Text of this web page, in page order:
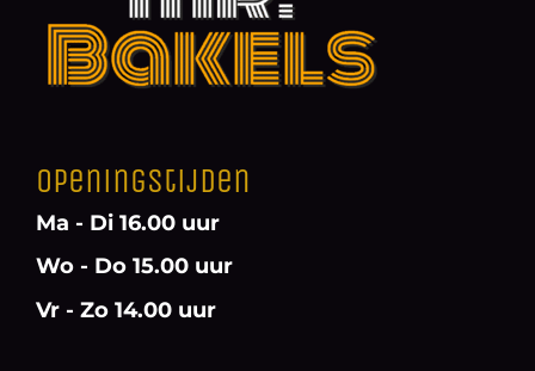
Openingstijden
Ma - Di 16.00 uur
Wo - Do 15.00 uur
Vr - Zo 14.00 uur